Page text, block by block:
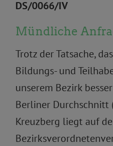
DS/0066/IV
Mündliche
Trotz der Tatsache,
Bildungs- und
unserem Bezirk
Berliner Durchschnitt
Kreuzberg liegt auf